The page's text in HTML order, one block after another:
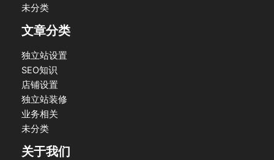
未分类
文章分类
独立站设置
SEO知识
店铺设置
独立站装修
业务相关
未分类
关于我们